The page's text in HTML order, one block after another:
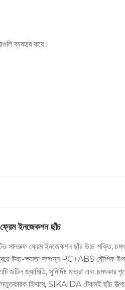
ব্যবহার করে।
ইনজেকশন ছাঁচ
ফ্রেম ইনজেকশন ছাঁচ উচ্চ শক্তি,
উচ্চ-ক্ষমতা সম্পন্ন PC+ABS যৌগিক
জটিল জ্যামিতি, সুনির্দিষ্ট মাত্রা এবং
হিসাবে, SIKAIDA টেকসই ছাঁচ